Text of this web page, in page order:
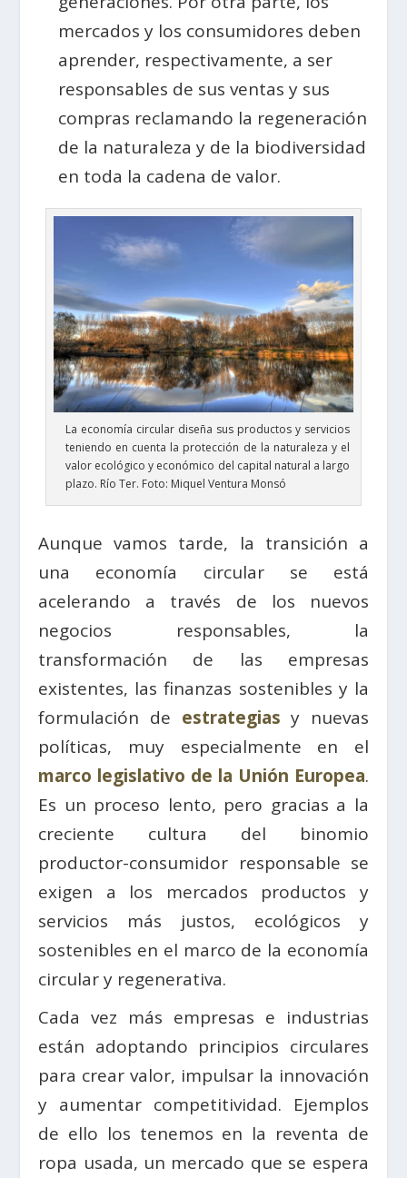
mercados y los consumidores deben
aprender, respectivamente, a ser
responsables de sus ventas y sus
compras reclamando la regeneración
de la naturaleza y de la biodiversidad
en toda la cadena de valor.
La economía circular diseña sus productos y servicios
teniendo en cuenta la protección de la naturaleza y el
valor ecológico y económico del capital natural a largo
plazo. Río Ter. Foto: Miquel Ventura Monsó
Aunque vamos tarde, la transición a
una economía circular se está
acelerando a través de los nuevos
negocios responsables, la
transformación de las empresas
existentes, las finanzas sostenibles y la
formulación de estrategias y nuevas
políticas, muy especialmente en el
marco legislativo de la Unión Europea.
Es un proceso lento, pero gracias a la
creciente cultura del binomio
productor-consumidor responsable se
exigen a los mercados productos y
servicios más justos, ecológicos y
sostenibles en el marco de la economía
circular y regenerativa.
Cada vez más empresas e industrias
están adoptando principios circulares
para crear valor, impulsar la innovación
y aumentar competitividad. Ejemplos
de ello los tenemos en la reventa de
ropa usada, un mercado que se espera